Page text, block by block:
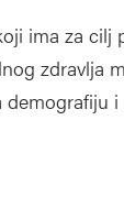
ima za cilj
zdravlja